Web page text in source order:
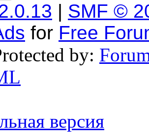
| SMF ©
for Free
by:
версия